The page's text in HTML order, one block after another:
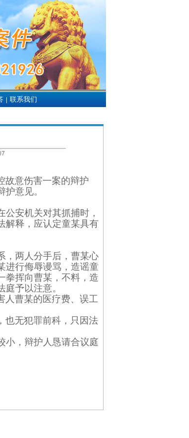
联系我们
故意伤害一案的辩护
意见。
安机关对其抓捕时，
解释，应认定童某具有
，两人分手后，曹某心
进行侮辱谩骂，造谣童
拳挥向曹某，不料，造
予以注意。
人曹某的医疗费、误工
也无犯罪前科，只因法
小，辩护人恳请合议庭